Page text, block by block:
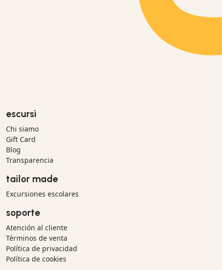
escursì
Chi siamo
Gift Card
Blog
Transparencia
tailor made
Excursiones escolares
soporte
Atención al cliente
Términos de venta
Política de privacidad
Política de cookies